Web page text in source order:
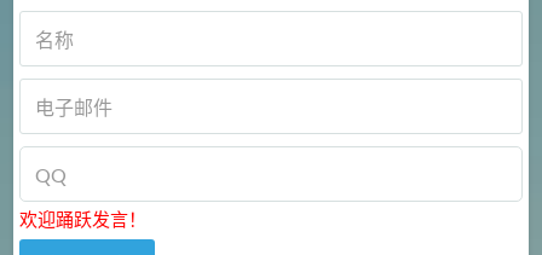
欢迎踊跃发言！